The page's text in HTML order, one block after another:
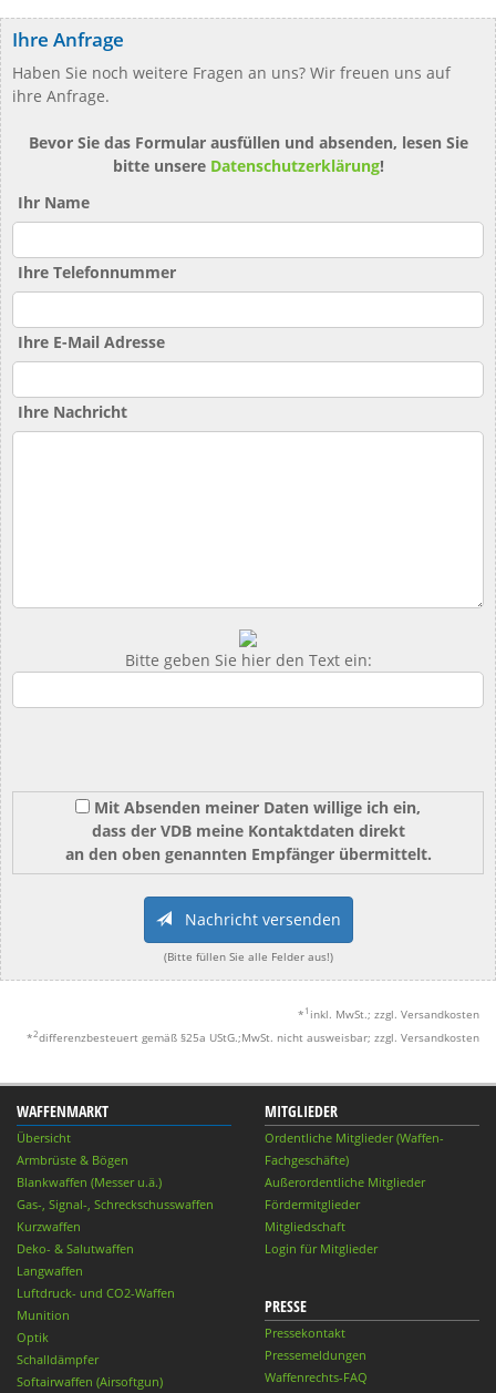
Ihre Anfrage
Haben Sie noch weitere Fragen an uns? Wir freuen uns auf
ihre Anfrage.
Bevor Sie das Formular ausfüllen und absenden, lesen Sie
bitte unsere Datenschutzerklärung!
Ihr Name
Ihre Telefonnummer
Ihre E-Mail Adresse
Ihre Nachricht
Bitte geben Sie hier den Text ein:
Mit Absenden meiner Daten willige ich ein,
dass der VDB meine Kontaktdaten direkt
an den oben genannten Empfänger übermittelt.
Nachricht versenden
(Bitte füllen Sie alle Felder aus!)
* 1 inkl. MwSt.; zzgl. Versandkosten
*2differenzbesteuert gemäß §25a UStG.;MwSt. nicht ausweisbar; zzgl. Versandkosten
WAFFENMARKT
Übersicht
Armbrüste & Bögen
Blankwaffen (Messer u.ä.)
Gas-, Signal-, Schreckschusswaffen
Kurzwaffen
Deko- & Salutwaffen
Langwaffen
Luftdruck- und CO2-Waffen
Munition
Optik
Schalldämpfer
Softairwaffen (Airsoftgun)
MITGLIEDER
Ordentliche Mitglieder (Waffen-
Fachgeschäfte)
Außerordentliche Mitglieder
Fördermitglieder
Mitgliedschaft
Login für Mitglieder
PRESSE
Pressekontakt
Pressemeldungen
Waffenrechts-FAQ